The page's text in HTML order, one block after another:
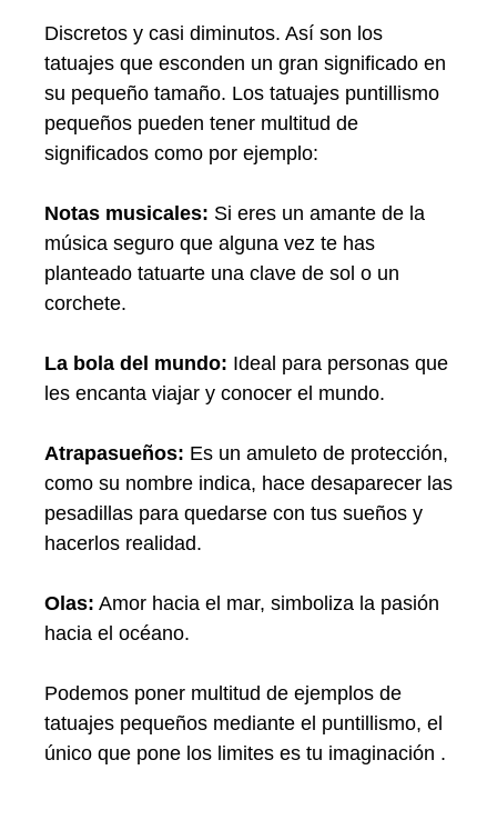
Discretos y casi diminutos. Así son los
tatuajes que esconden un gran significado en
su pequeño tamaño. Los tatuajes puntillismo
pequeños pueden tener multitud de
significados como por ejemplo:
Notas musicales: Si eres un amante de la
música seguro que alguna vez te has
planteado tatuarte una clave de sol o un
corchete.
La bola del mundo: Ideal para personas que
les encanta viajar y conocer el mundo.
Atrapasueños: Es un amuleto de protección,
como su nombre indica, hace desaparecer las
pesadillas para quedarse con tus sueños y
hacerlos realidad.
Olas: Amor hacia el mar, simboliza la pasión
hacia el océano.
Podemos poner multitud de ejemplos de
tatuajes pequeños mediante el puntillismo, el
único que pone los limites es tu imaginación .